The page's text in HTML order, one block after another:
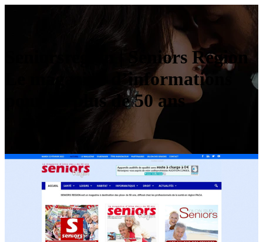
Seniorsre­gion | Seniors Region
Le magazine d’infor­ma­tions
pour les plus de 50 ans